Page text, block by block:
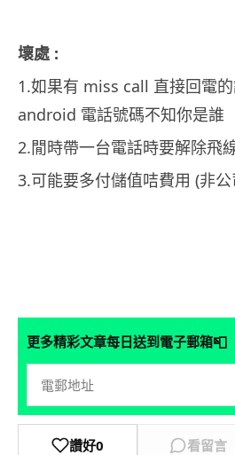
壞處 :
1.如果有 miss call 直接回電
android 電話號碼不知你是誰
2.閒時帶一台電話時要解除飛
3.可能要多付儲值咭費用 (非
更多精彩文章每日送到電子郵箱📮
讚好0 看留言